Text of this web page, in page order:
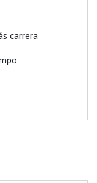
carrera